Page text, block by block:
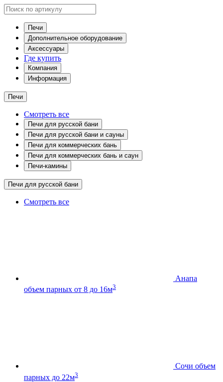
Печи
Дополнительное оборудование
Аксессуары
Где купить
Компания
Информация
Печи
Смотреть все
Печи для русской бани
Печи для русской бани и сауны
Печи для коммерческих бань
Печи для коммерческих бань и саун
Печи-камины
Печи для русской бани
Смотреть все
Анапа
объем парных от 8 до 16м3
Сочи объем
парных до 22м3